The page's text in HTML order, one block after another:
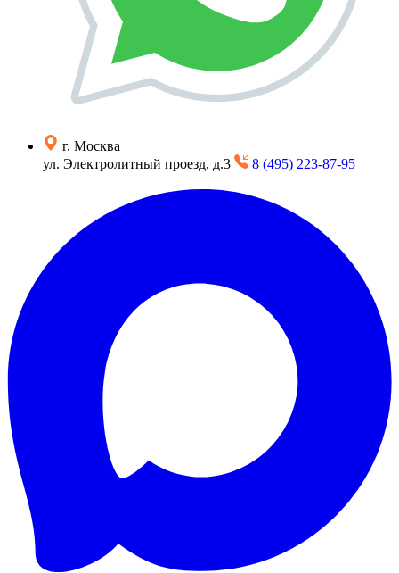
г. Москва
ул. Электролитный проезд, д.3
8 (495) 223-87-95